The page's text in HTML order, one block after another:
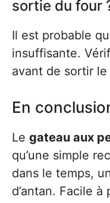
sortie du four
Il est probable
insuffisante.
avant de sortir
En
Le gateau aux
qu’une simple
dans le temps,
d’antan. Facile